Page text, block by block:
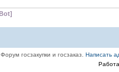
Форум госзакупки и госзаказ.Написать